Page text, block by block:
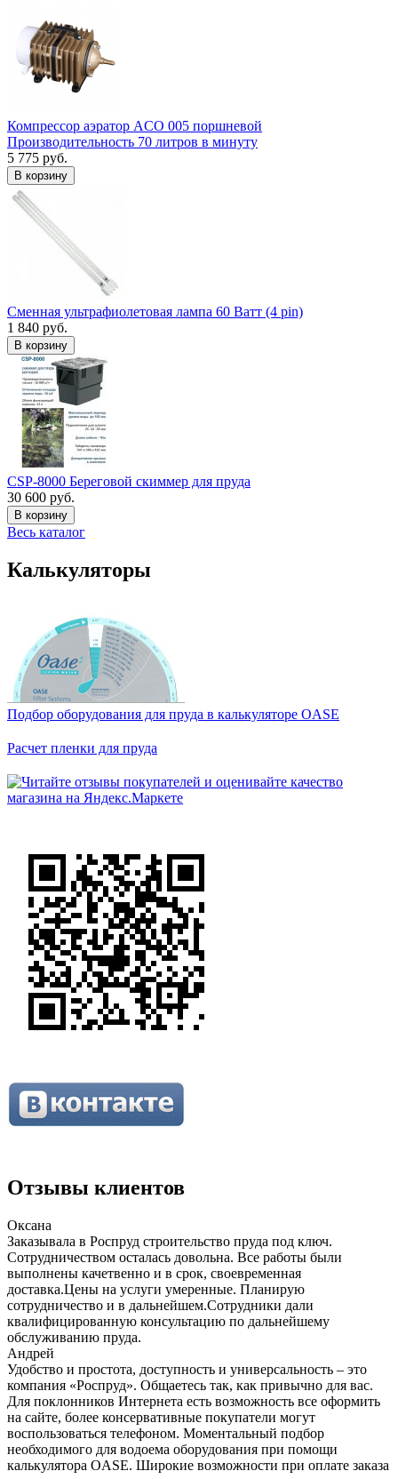
Компрессор аэратор ACO 005 поршневой
Производительность 70 литров в минуту
5 775 руб.
В корзину
Сменная ультрафиолетовая лампа 60 Ватт (4 pin)
1 840 руб.
В корзину
CSP-8000 Береговой скиммер для пруда
30 600 руб.
В корзину
Весь каталог
Калькуляторы
Подбор оборудования для пруда в калькуляторе OASE
Расчет пленки для пруда
Отзывы клиентов
Оксана
Заказывала в Роспруд строительство пруда под ключ.
Сотрудничеством осталась довольна. Все работы были
выполнены качетвенно и в срок, своевременная
доставка.Цены на услуги умеренные. Планирую
сотрудничество и в дальнейшем.Сотрудники дали
квалифицированную консультацию по дальнейшему
обслуживанию пруда.
Андрей
Удобство и простота, доступность и универсальность – это
компания «Роспруд». Общаетесь так, как привычно для вас.
Для поклонников Интернета есть возможность все оформить
на сайте, более консервативные покупатели могут
воспользоваться телефоном. Моментальный подбор
необходимого для водоема оборудования при помощи
калькулятора OASE. Широкие возможности при оплате заказа